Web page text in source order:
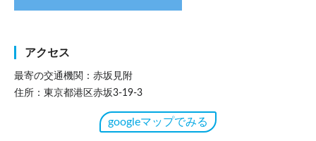
アクセス
最寄の交通機関：赤坂見附
住所：東京都港区赤坂3-19-3
googleマップでみる